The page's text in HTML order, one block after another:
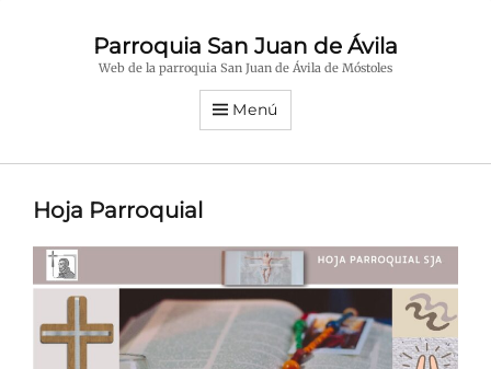
Parroquia San Juan de Ávila
Web de la parroquia San Juan de Ávila de Móstoles
Menú
Hoja Parroquial